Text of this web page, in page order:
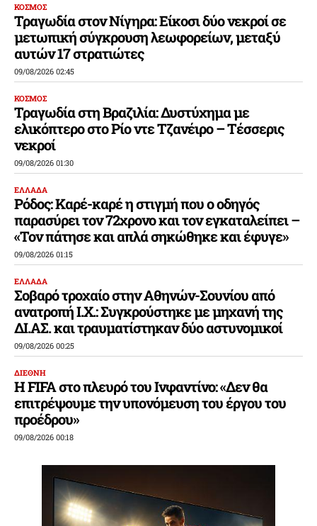
ΚΟΣΜΟΣ
Τραγωδία στον Νίγηρα: Είκοσι δύο νεκροί σε
μετωπική σύγκρουση λεωφορείων, μεταξύ
αυτών 17 στρατιώτες
09/08/2026 02:45
ΚΟΣΜΟΣ
Τραγωδία στη Βραζιλία: Δυστύχημα με
ελικόπτερο στο Ρίο ντε Τζανέιρο – Τέσσερις
νεκροί
09/08/2026 01:30
ΕΛΛΑΔΑ
Ρόδος: Καρέ-καρέ η στιγμή που ο οδηγός
παρασύρει τον 72χρονο και τον εγκαταλείπει –
«Τον πάτησε και απλά σηκώθηκε και έφυγε»
09/08/2026 01:15
ΕΛΛΑΔΑ
Σοβαρό τροχαίο στην Αθηνών-Σουνίου από
ανατροπή Ι.Χ.: Συγκρούστηκε με μηχανή της
ΔΙ.ΑΣ. και τραυματίστηκαν δύο αστυνομικοί
09/08/2026 00:25
ΔΙΕΘΝΗ
Η FIFA στο πλευρό του Ινφαντίνο: «Δεν θα
επιτρέψουμε την υπονόμευση του έργου του
προέδρου»
09/08/2026 00:18